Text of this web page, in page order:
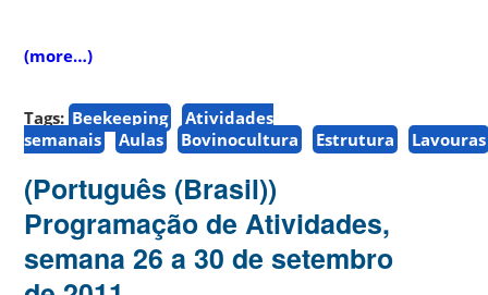
(more…)
Tags: Beekeeping
Atividades
semanais
Aulas Bovinocultura Estrutura Lavouras
(Português (Brasil))
Programação de Atividades,
semana 26 a 30 de setembro